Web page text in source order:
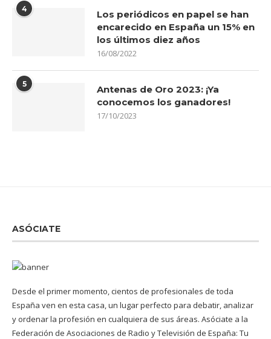
4
Los periódicos en papel se han
encarecido en España un 15% en
los últimos diez años
16/08/2022
5
Antenas de Oro 2023: ¡Ya
conocemos los ganadores!
17/10/2023
ASÓCIATE
Desde el primer momento, cientos de profesionales de toda
España ven en esta casa, un lugar perfecto para debatir, analizar
y ordenar la profesión en cualquiera de sus áreas. Asóciate a la
Federación de Asociaciones de Radio y Televisión de España: Tu